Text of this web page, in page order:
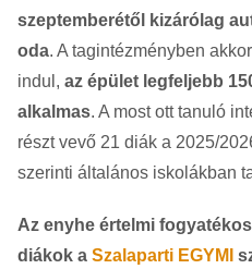
szeptemberétől kizárólag
oda. A tagintézményben
indul, az épület legfeljebb
alkalmas. A most ott tanuló
részt vevő 21 diák a 2025/
szerinti általános iskolákban
Az enyhe értelmi
diákok a Szalaparti EGYMI